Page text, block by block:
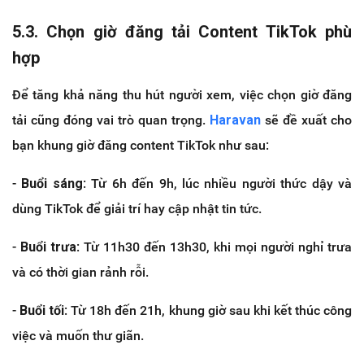
5.3. Chọn giờ đăng tải Content TikTok phù
hợp
Để tăng khả năng thu hút người xem, việc chọn giờ đăng
tải cũng đóng vai trò quan trọng. Haravan sẽ đề xuất cho
bạn khung giờ đăng content TikTok như sau:
- Buổi sáng: Từ 6h đến 9h, lúc nhiều người thức dậy và
dùng TikTok để giải trí hay cập nhật tin tức.
- Buổi trưa: Từ 11h30 đến 13h30, khi mọi người nghỉ trưa
và có thời gian rảnh rỗi.
- Buổi tối: Từ 18h đến 21h, khung giờ sau khi kết thúc công
việc và muốn thư giãn.